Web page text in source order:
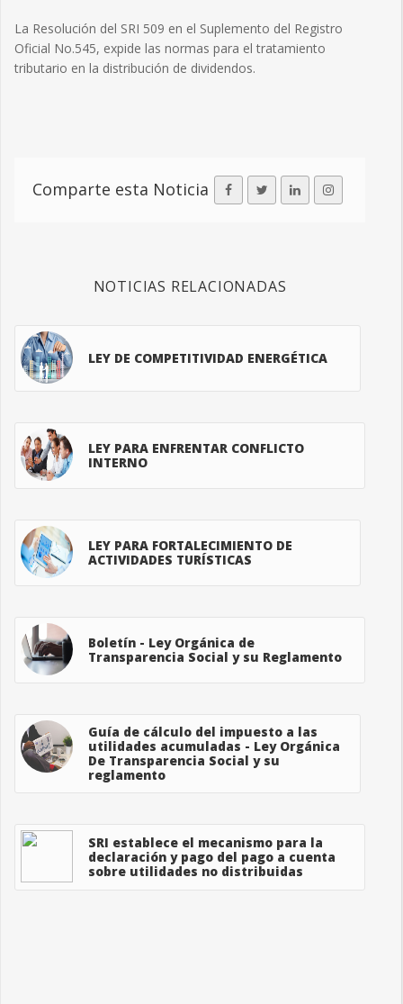
La Resolución del SRI 509 en el Suplemento del Registro
Oficial No.545, expide las normas para el tratamiento
tributario en la distribución de dividendos.
Comparte esta Noticia
NOTICIAS RELACIONADAS
LEY DE COMPETITIVIDAD ENERGÉTICA
LEY PARA ENFRENTAR CONFLICTO
INTERNO
LEY PARA FORTALECIMIENTO DE
ACTIVIDADES TURÍSTICAS
Boletín - Ley Orgánica de
Transparencia Social y su Reglamento
Guía de cálculo del impuesto a las
utilidades acumuladas - Ley Orgánica
De Transparencia Social y su
reglamento
SRI establece el mecanismo para la
declaración y pago del pago a cuenta
sobre utilidades no distribuidas